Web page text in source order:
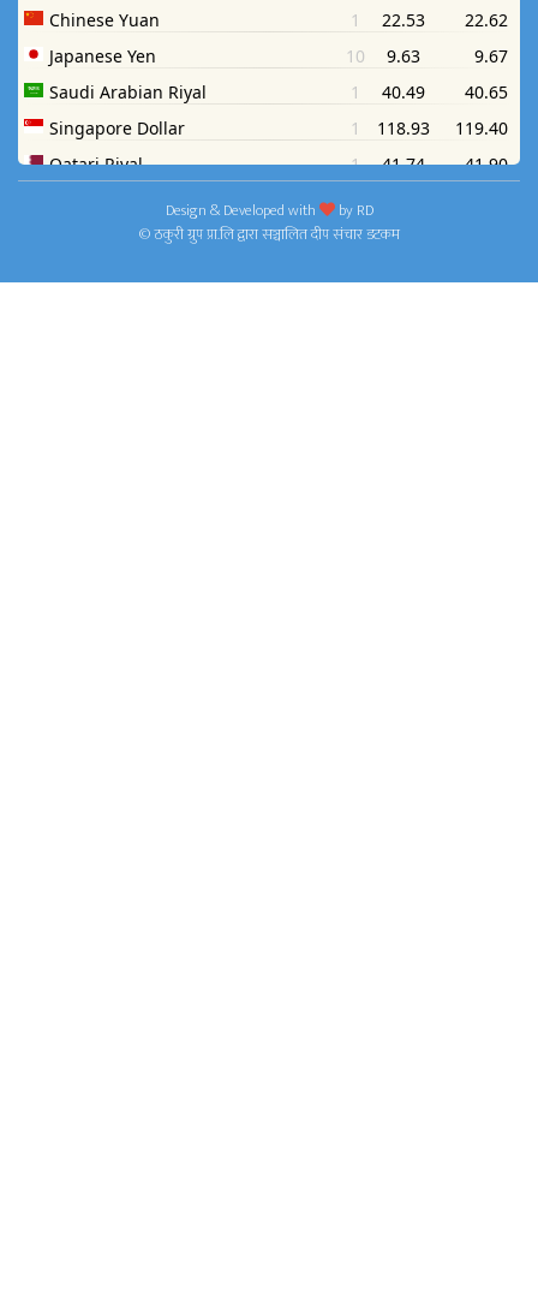
Design & Developed with byRD
© ठकुरी ग्रुप प्रा.लि द्वारा सञ्चालित दीप संचार डटकम